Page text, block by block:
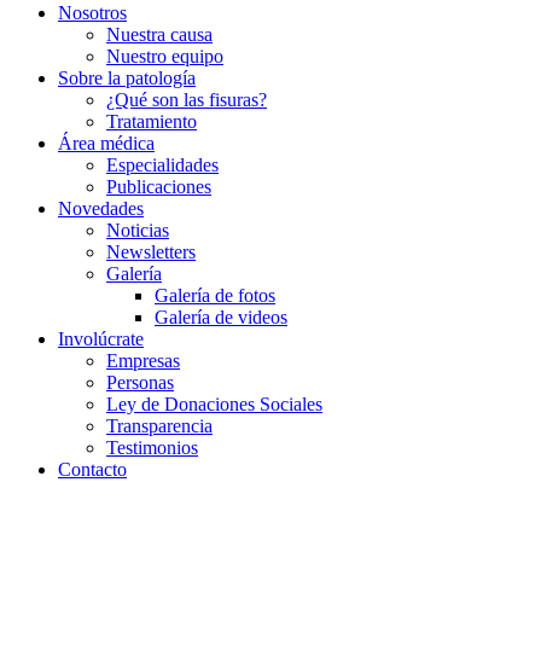
Nosotros
Nuestra causa
Nuestro equipo
Sobre la patología
¿Qué son las fisuras?
Tratamiento
Área médica
Especialidades
Publicaciones
Novedades
Noticias
Newsletters
Galería
Galería de fotos
Galería de videos
Involúcrate
Empresas
Personas
Ley de Donaciones Sociales
Transparencia
Testimonios
Contacto